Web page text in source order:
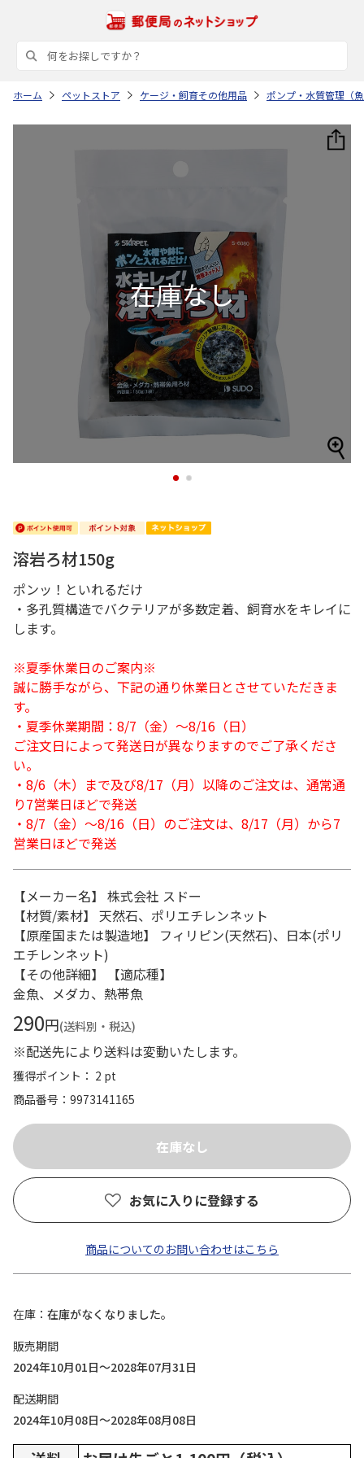
ホーム ペットストア ケージ・飼育その他用品 ポンプ・水質管理（
1 2
溶岩ろ材150g
ポンッ！といれるだけ
・多孔質構造でバクテリアが多数定着、飼育水をキレイに
します。
※夏季休業日のご案内※
誠に勝手ながら、下記の通り休業日とさせていただきま
す。
・夏季休業期間：8/7（金）～8/16（日）
ご注文日によって発送日が異なりますのでご了承くださ
い。
・8/6（木）まで及び8/17（月）以降のご注文は、通常通
り7営業日ほどで発送
・8/7（金）～8/16（日）のご注文は、8/17（月）から7
営業日ほどで発送
【メーカー名】 株式会社 スドー
【材質/素材】 天然石、ポリエチレンネット
【原産国または製造地】 フィリピン(天然石)、日本(ポリ
エチレンネット)
【その他詳細】 【適応種】
金魚、メダカ、熱帯魚
290円(送料別・税込)
※配送先により送料は変動いたします。
獲得ポイント： 2 pt
商品番号
9973141165
お気に入りに登録する
商品についてのお問い合わせはこちら
在庫
在庫がなくなりました。
販売期間
2024年10月01日～2028年07月31日
配送期間
2024年10月08日～2028年08月08日